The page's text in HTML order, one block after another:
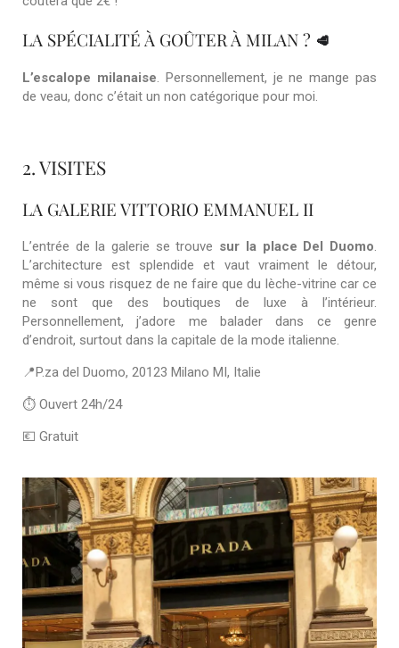
LA SPÉCIALITÉ À GOÛTER À MILAN ? 🥩
L’escalope milanaise. Personnellement, je ne mange pas
de veau, donc c’était un non catégorique pour moi.
2. VISITES
LA GALERIE VITTORIO EMMANUEL II
L’entrée de la galerie se trouve sur la place Del Duomo.
L’architecture est splendide et vaut vraiment le détour,
même si vous risquez de ne faire que du lèche-vitrine car ce
ne sont que des boutiques de luxe à l’intérieur.
Personnellement, j’adore me balader dans ce genre
d’endroit, surtout dans la capitale de la mode italienne.
📍P.za del Duomo, 20123 Milano MI, Italie
⏱ Ouvert 24h/24
💶 Gratuit